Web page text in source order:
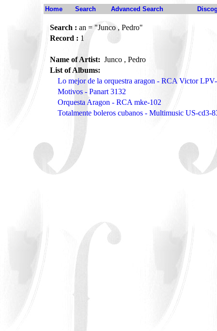
Home Search Advanced Search
Search : an = "Junco , Pedro"
Record : 1
Name of Artist: Junco , Pedro
List of Albums:
Lo mejor de la orquestra aragon - RCA Victor
Motivos - Panart 3132
Orquesta Aragon - RCA mke-102
Totalmente boleros cubanos - Multimusic US-cd3-